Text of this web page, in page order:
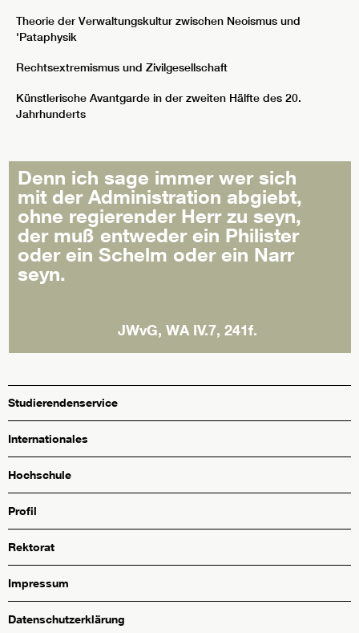
Theorie der Verwaltungskultur zwischen Neoismus und
'Pataphysik
Rechtsextremismus und Zivilgesellschaft
Künstlerische Avantgarde in der zweiten Hälfte des 20.
Jahrhunderts
Denn ich sage immer wer sich
mit der Administration abgiebt,
ohne regierender Herr zu seyn,
der muß entweder ein Philister
oder ein Schelm oder ein Narr
seyn.
JWvG, WA IV.7, 241f.
Studierendenservice
Internationales
Hochschule
Profil
Rektorat
Impressum
Datenschutzerklärung